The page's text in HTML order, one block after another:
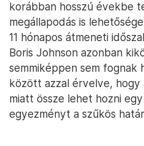
korábban hosszú évekbe
megállapodás is
11 hónapos átmeneti
Boris Johnson azonban
semmiképpen sem fognak
között azzal érvelve, hogy
miatt össze lehet hozni
egyezményt a szűkös